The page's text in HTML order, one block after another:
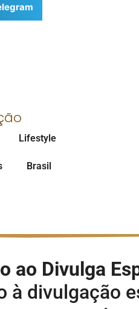
Lifestyle
Brasil
ao Divulga
à divulgação